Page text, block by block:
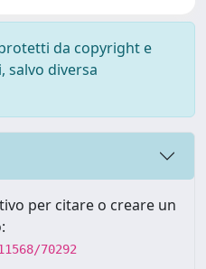
da copyright e
diversa
per citare o creare un
70292